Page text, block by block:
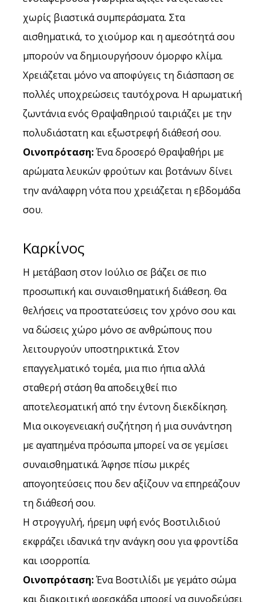
χωρίς βιαστικά συμπεράσματα. Στα
αισθηματικά, το χιούμορ και η αμεσότητά σου
μπορούν να δημιουργήσουν όμορφο κλίμα.
Χρειάζεται μόνο να αποφύγεις τη διάσπαση σε
πολλές υποχρεώσεις ταυτόχρονα. Η αρωματική
ζωντάνια ενός Θραψαθηριού ταιριάζει με την
πολυδιάστατη και εξωστρεφή διάθεσή σου.
Οινοπρόταση: Ένα δροσερό Θραψαθήρι με
αρώματα λευκών φρούτων και βοτάνων δίνει
την ανάλαφρη νότα που χρειάζεται η εβδομάδα
σου.
Καρκίνος
Η μετάβαση στον Ιούλιο σε βάζει σε πιο
προσωπική και συναισθηματική διάθεση. Θα
θελήσεις να προστατεύσεις τον χρόνο σου και
να δώσεις χώρο μόνο σε ανθρώπους που
λειτουργούν υποστηρικτικά. Στον
επαγγελματικό τομέα, μια πιο ήπια αλλά
σταθερή στάση θα αποδειχθεί πιο
αποτελεσματική από την έντονη διεκδίκηση.
Μια οικογενειακή συζήτηση ή μια συνάντηση
με αγαπημένα πρόσωπα μπορεί να σε γεμίσει
συναισθηματικά. Άφησε πίσω μικρές
απογοητεύσεις που δεν αξίζουν να επηρεάζουν
τη διάθεσή σου.
Η στρογγυλή, ήρεμη υφή ενός Βοστιλιδιού
εκφράζει ιδανικά την ανάγκη σου για φροντίδα
και ισορροπία.
Οινοπρόταση: Ένα Βοστιλίδι με γεμάτο σώμα
και διακριτική φρεσκάδα μπορεί να συνοδεύσει